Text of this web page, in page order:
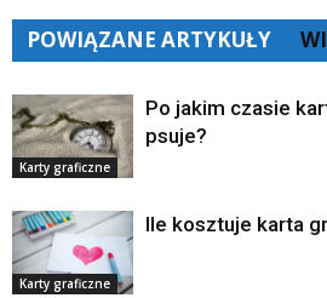
POWIĄZANE ARTYKUŁY
Karty graficzne
Po jakim czasie
psuje?
Karty graficzne
Ile kosztuje karta